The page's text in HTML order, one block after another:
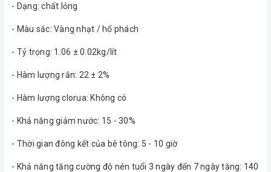
- Dạng: chất lỏng
- Màu sắc: Vàng nhạt / hổ phách
- Tỷ trọng: 1.06 ± 0.02kg/lít
- Hàm lượng rắn: 22 ± 2%
- Hàm lượng clorua: Không có
- Khả năng giảm nước: 15 - 30%
- Thời gian đông kết của bê tông: 5 - 10 giờ
- Khả năng tăng cường độ nén tuổi 3 ngày đến 7 ngày tăng: 140